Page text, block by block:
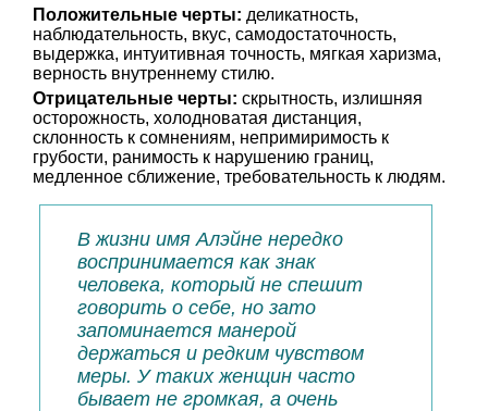
Положительные черты: деликатность,
наблюдательность, вкус, самодостаточность,
выдержка, интуитивная точность, мягкая харизма,
верность внутреннему стилю.
Отрицательные черты: скрытность, излишняя
осторожность, холодноватая дистанция,
склонность к сомнениям, непримиримость к
грубости, ранимость к нарушению границ,
медленное сближение, требовательность к людям.
В жизни имя Алэйне нередко
воспринимается как знак
человека, который не спешит
говорить о себе, но зато
запоминается манерой
держаться и редким чувством
меры. У таких женщин часто
бывает не громкая, а очень